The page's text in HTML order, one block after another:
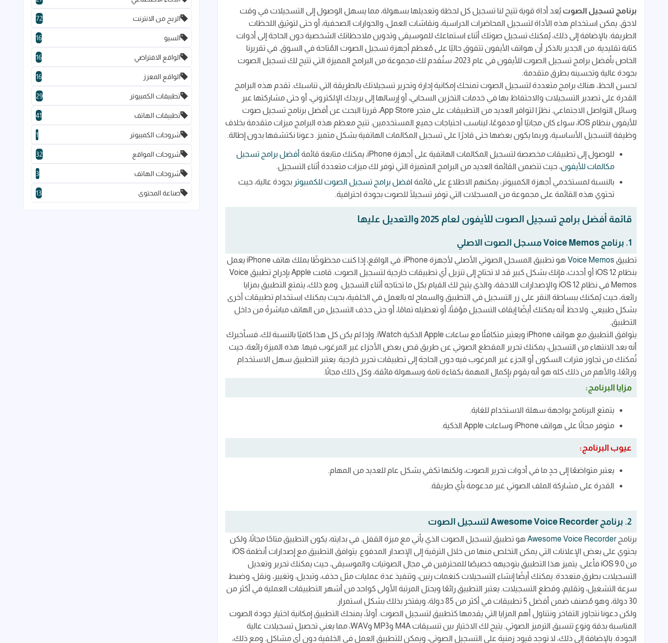
2. برنامج Awesome Voice Recorder لتسجيل الصوت
3. برنامج Voice Recorder and Audio Editor لتحويل الكلام الى نصوص
4. برنامج Recorder Plus: Voice Recorder لتسجيل والتعديل على الصوت
5. برنامج Voice Record Pro لتسجيل الصوت لاجهزة iPhone
7. برنامج AudioShare لتسجيل الغناء وصناعة الموسيقى
8. برنامج HT Professional Recorder المحترف في لتحسين الصوت بجودة عالية
10. برنامج MultiTrack DAW لتسجيل الصوت من المايك الخارجي
11. برنامج Anchor App
ماهي اهم ميزات أفضل برنامج لتسجيل الصوت للأيفون التي يجب أن تبحث عنها؟
برنامج تسجيل الصوت يُعد أداة قوية تتيح لنا تسجيل كل لحظة وتعديلها بسهولة، مما يسهل الوصول إلى التسجيلات في وقت
لاحق. يمكن استخدام هذه الأداة لتسجيل المحاضرات الدراسية، ونقاشات العمل، والحوارات الصحفية، أو حتى لتوثيق اللحظات
الطريفة. بالإضافة إلى ذلك، يُمكنك تسجيل صوتك أثناء استماعك للموسيقى وتدوين ملاحظاتك الشخصية دون الحاجة إلى أدوات
كتابة تقليدية. من الجدير بالذكر أن هواتف الأيفون تتفوق حاليًا على مُعظم أجهزة تسجيل الصوت المُتاحة في السوق. في تقريرنا
الخاص بأفضل برامج تسجيل الصوت للأيفون في عام 2023، سنُقدم لك مجموعة من البرامج المميزة التي تتيح لك تسجيل الصوت
بجودة عالية وتحسينه بطرق متقدمة.
لحسن الحظ، هناك برامج متعددة لتسجيل الصوت تمنحك إمكانية إدارة وتحرير تسجيلاتك بالطريقة التي تناسبك. تقدم هذه البرامج
القدرة على تصدير التسجيلات والاحتفاظ بها في خدمات التخزين السحابي، أو إرسالها إلى بريدك الإلكتروني، أو حتى مشاركتها عبر
وسائل التواصل الاجتماعي. نظرًا لتوافر العديد من التطبيقات على متجر App Store، قررنا البحث عن أفضل برنامج تسجيل صوت
للأيفون بنظام iOS، سواء كان مجانيًا أو مدفوعًا، ليناسب احتياجات جميع المستخدمين. تتيح معظم هذه البرامج ميزات متقدمة بخلاف
وظيفة التسجيل الأساسية، وربما يكون بعضها حتى قادرًا على تسجيل المكالمات الهاتفية بشكل متميز. دعونا نكتشفها بدون إطالة.
للوصول إلى تطبيقات مخصصة لتسجيل المكالمات الهاتفية على أجهزة iPhone، يمكنك متابعة قائمة
أفضل برامج تسجيل
مكالمات للأيفون، حيث تتضمن القائمة العديد من البرامج المتميزة التي توفر لك ميزات متعددة أثناء التسجيل.
بالنسبة لمستخدمي أجهزة الكمبيوتر، يمكنهم الاطلاع على قائمة افضل برامج تسجيل الصوت للكمبيوتر بجودة عالية، حيث
تحتوي هذه القائمة على مجموعة من المسجلات التي توفر تسجيلًا للصوت بجودة احترافية.
قائمة أفضل برامج تسجيل الصوت للأيفون لعام 2025 والتعديل عليها
1. برنامج Voice Memos مسجل الصوت الاصلي
تطبيق Voice Memos
هو تطبيق المسجل الصوتي الأصلي لأجهزة iPhone. في الواقع، إذا كنت محظوظًا بملك هاتف iPhone يعمل
بنظام iOS 12 أو أحدث، فإنك بشكل كبير قد لا تحتاج إلى تنزيل أي تطبيقات خارجية لتسجيل الصوت. قامت Apple بإدراج تطبيق Voice
Memos في نظام iOS 12 والإصدارات اللاحقة، والذي يتيح لك القيام بكل ما تحتاجه أثناء التسجيل. ومع ذلك، يتمتع التطبيق بمزايا
رائعة، حيث يُمكنك ببساطة النقر على زر التسجيل في التطبيق والسماح له بالعمل في الخلفية، بحيث يمكنك استخدام تطبيقات أخرى
بشكل طبيعي. ولاحظ أنه يمكنك أيضًا إيقاف التسجيل مؤقتًا، أو تعطيله تمامًا، أو حتى حذف التسجيل من الهاتف مباشرةً من داخل
التطبيق.
يتوافق التطبيق مع هواتف iPhone ويعتبر متكافئًا مع ساعات Apple الذكية iWatch. وإذا لم يكن كل هذا كافيًا بالنسبة لك، فسأخبرك
أنه بعد الانتهاء من التسجيل، يمكنك تحرير المقطع الصوتي عن طريق قص بعض الأجزاء غير المرغوب فيها. هذه الميزة رائعة، حيث
تُمكنك من تجاوز فترات السكون أو الجزء غير المرغوب فيه دون الحاجة إلى تطبيقات تحرير خارجية. يعتبر التطبيق سهل الاستخدام
ورائعًا، والأهم من ذلك كله هو أنه يقوم بإكمال المهمة بكفاءة تامة وبسهولة فائقة، وكل ذلك مجانًا.
مزايا البرنامج:
يتمتع البرنامج بواجهة سهلة الاستخدام للغاية.
متوفر مجانًا على هواتف iPhone وساعات Apple الذكية.
عيوب البرنامج:
يعتبر متواضعًا إلى حدٍ ما في أدوات تحرير الصوت، ولكنها تكفي بشكل عام للعديد من المهام.
القدرة على مشاركة الملف الصوتي غير مدعومة بأي طريقة.
2. برنامج Awesome Voice Recorder لتسجيل الصوت
برنامج Awesome Voice Recorder هو تطبيق لتسجيل الصوت الذي يأتي مع ميزة القفل. في بدايته، يكون التطبيق متاحًا مجانًا، ولكن
يحتوي على بعض الإعلانات التي يمكن التخلص منها من خلال الترقية إلى الإصدار المدفوع. يتوافق التطبيق مع إصدارات أنظمة iOS
من iOS 9.0 فأعلى. يتميز هذا التطبيق بتوجيهه خصيصًا للمحترفين في مجال الصوتيات والموسيقى، حيث يمكنك تحرير وتعديل
التسجيلات بطرق متعددة. يمكنك أيضًا إنشاء التسجيلات كنغمات رنين، وتنفيذ عدة عمليات مثل حذف، وتبديل، وتغيير، ونقل، وضبط
سرعة التشغيل، وتقليم، وقطع التسجيلات. يعتبر التطبيق رائعًا ويحتل المرتبة الأولى كواحد من أشهر التطبيقات العملية في أكثر من
30 دولة، وهو مُصنف ضمن أفضل 5 تطبيقات في أكثر من 85 دولة، ويفتخر بذلك بشكل استمرار.
ولكن دعونا نتجاوز التفاخر ونتناول أهم المزايا التي يقدمها كتطبيق لتسجيل الصوت. أولًا، يمنحك التطبيق إمكانية اختيار جودة الصوت
المناسبة بدقة ونوع تنسيق الترميز الصوتي. يتيح لك الاختيار بين تنسيقات M4A وMP3 وWAV، مما يعني تحصيل تسجيلات عالية
الجودة. بالإضافة إلى ذلك، لا توجد قيود زمنية على التسجيل الصوتي، ويمكن للتطبيق العمل في الخلفية دون أي مشاكل. ومع ذلك،
الربح من الانترنت 72
السيو 16
الواقع الافتراضي 16
الواقع المعزز 16
تطبيقات الكمبيوتر 29
تطبيقات الهاتف 41
شروحات الكمبيوتر 1
شروحات المواقع 32
شروحات الهاتف 3
صناعة المحتوى 13